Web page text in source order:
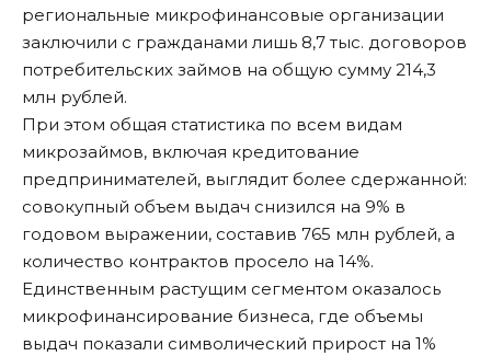
региональные микрофинансовые организации
заключили с гражданами лишь 8,7 тыс. договоров
потребительских займов на общую сумму 214,3
млн рублей.
При этом общая статистика по всем видам
микрозаймов, включая кредитование
предпринимателей, выглядит более сдержанной:
совокупный объем выдач снизился на 9% в
годовом выражении, составив 765 млн рублей, а
количество контрактов просело на 14%.
Единственным растущим сегментом оказалось
микрофинансирование бизнеса, где объемы
выдач показали символический прирост на 1%